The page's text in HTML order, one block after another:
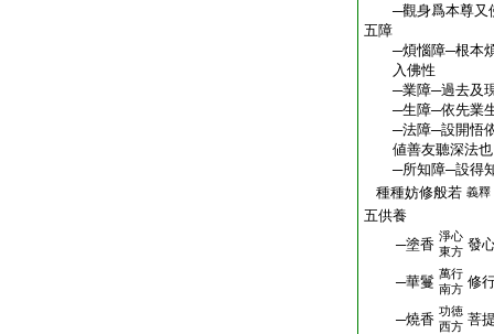
─觀身爲本尊又
五障
─煩惱障─根本煩
入佛性
─業障─過去及現
─生障─依先業生
─法障─設開悟依
値善友聽深法也
─所知障─設得知
種種妨修般若 義釋
五供養
─塗香 淨心
東方 發
─華鬘 萬行
南方 修
─燒香 功徳
西方 菩